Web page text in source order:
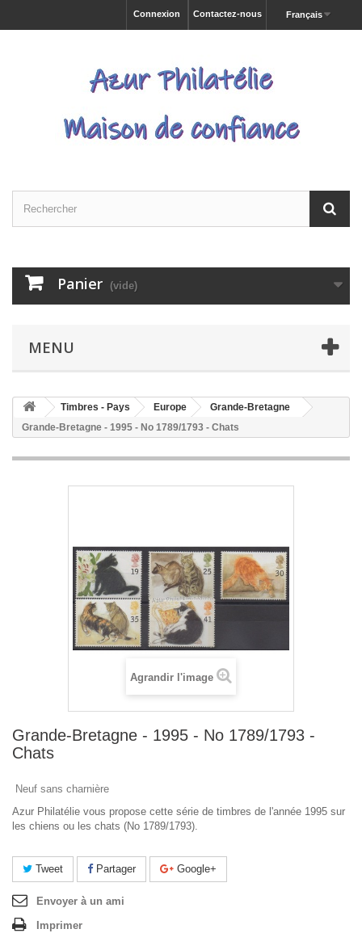
Français
Contactez-nous
Connexion
Panier (vide)
MENU
Timbres - Pays Europe
Grande-Bretagne
Grande-Bretagne - 1995 - No 1789/1793 - Chats
Agrandir l'image
Grande-Bretagne - 1995 - No 1789/1793 -
Chats
Neuf sans charnière
Azur Philatélie vous propose cette série de timbres de l'année 1995 sur
les chiens ou les chats (No 1789/1793).
Tweet Partager Google+
Envoyer à un ami
Imprimer